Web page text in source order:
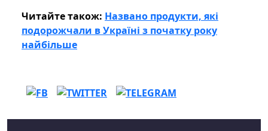
Читайте також: Названо продукти, які
подорожчали в Україні з початку року
найбільше